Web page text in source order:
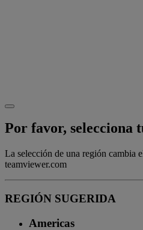
Por favor, selecciona
La selección de una región cambia
teamviewer.com
REGIÓN SUGERIDA
Americas